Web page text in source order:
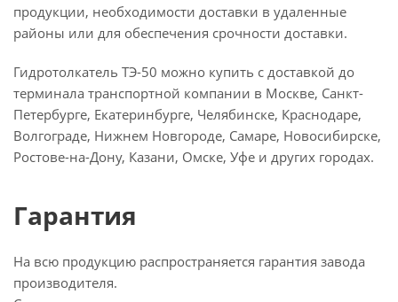
продукции, необходимости доставки в удаленные
районы или для обеспечения срочности доставки.
Гидротолкатель ТЭ-50 можно купить с доставкой до
терминала транспортной компании в Москве, Санкт-
Петербурге, Екатеринбурге, Челябинске, Краснодаре,
Волгограде, Нижнем Новгороде, Самаре, Новосибирске,
Ростове-на-Дону, Казани, Омске, Уфе и других городах.
Гарантия
На всю продукцию распространяется гарантия завода
производителя.